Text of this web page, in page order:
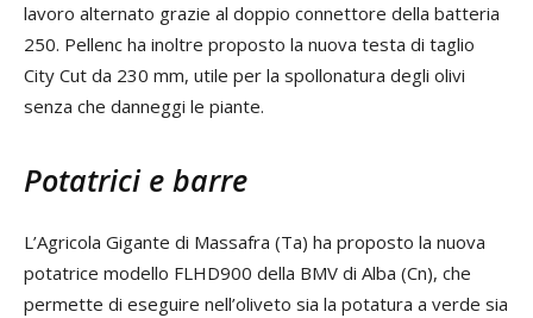
lavoro alternato grazie al doppio connettore della batteria
250. Pellenc ha inoltre proposto la nuova testa di taglio
City Cut da 230 mm, utile per la spollonatura degli olivi
senza che danneggi le piante.
Potatrici e barre
L’Agricola Gigante di Massafra (Ta) ha proposto la nuova
potatrice modello FLHD900 della BMV di Alba (Cn), che
permette di eseguire nell’oliveto sia la potatura a verde sia